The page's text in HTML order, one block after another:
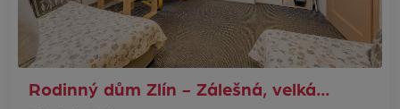
Rodinný dům Zlín - Zálešná, velká…